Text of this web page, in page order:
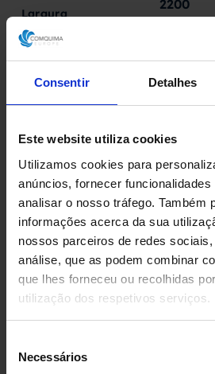
Consentir Detalhes
Este website utiliza cookies
Utilizamos cookies para
anúncios, fornecer
analisar o nosso tráfego. Também
informações acerca da sua
nossos parceiros de redes
análise, que as podem combinar
que lhes forneceu ou recolhidas
utilização dos respetivos serviços.
Necessários
Largura
2200
mm
600
Kg
Documentação
Sem documentação
Condição
No estado
Fabricado por